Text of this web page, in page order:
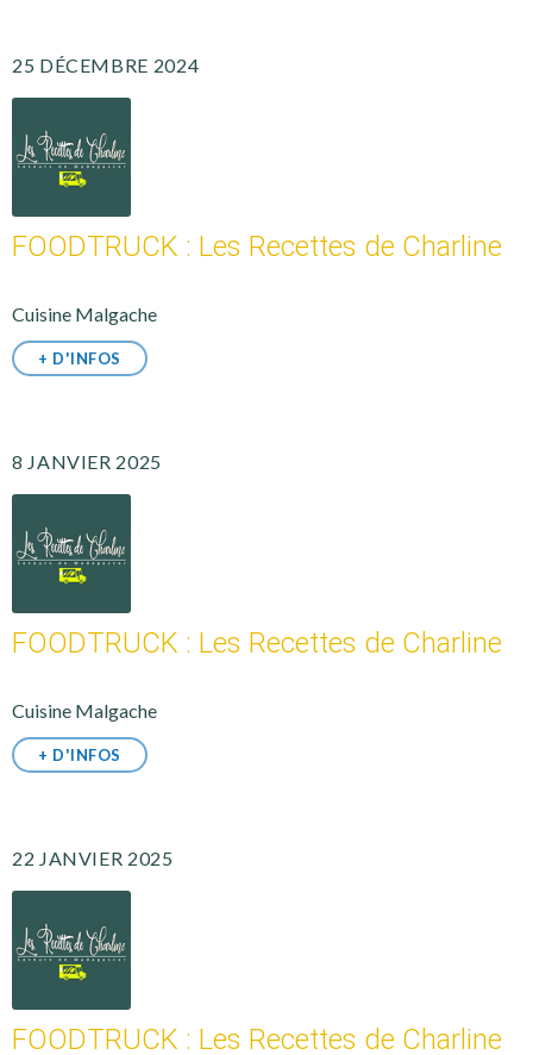
25 DÉCEMBRE 2024
FOODTRUCK : Les Recettes de Charline
Cuisine Malgache
+ D'INFOS
8 JANVIER 2025
FOODTRUCK : Les Recettes de Charline
Cuisine Malgache
+ D'INFOS
22 JANVIER 2025
FOODTRUCK : Les Recettes de Charline